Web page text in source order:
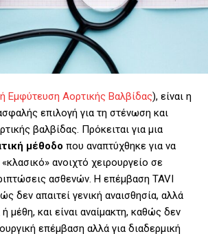
Εμφύτευση Αορτικής Βαλβίδας), είναι η
επιλογή για τη στένωση και
βαλβίδας. Πρόκειται για μια
μέθοδο που αναπτύχθηκε για να
ανοιχτό χειρουργείο σε
ασθενών. Η επέμβαση TAVI
δεν απαιτεί γενική αναισθησία, αλλά
μέθη, και είναι αναίμακτη, καθώς δεν
επέμβαση αλλά για διαδερμική